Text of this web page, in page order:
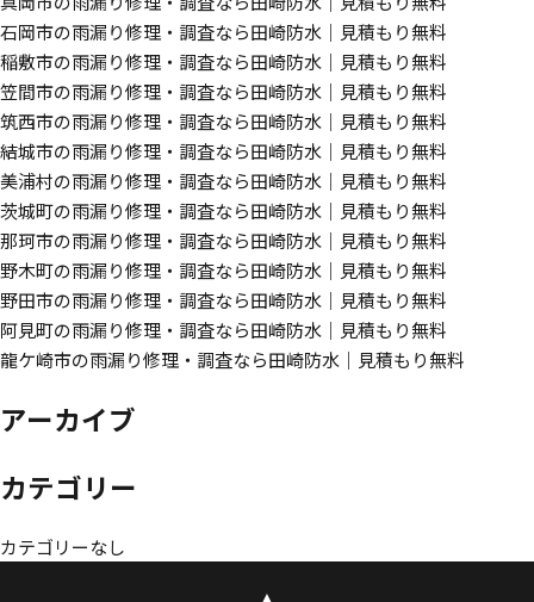
石岡市の雨漏り修理・調査なら田崎防水｜見積もり無料
稲敷市の雨漏り修理・調査なら田崎防水｜見積もり無料
笠間市の雨漏り修理・調査なら田崎防水｜見積もり無料
筑西市の雨漏り修理・調査なら田崎防水｜見積もり無料
結城市の雨漏り修理・調査なら田崎防水｜見積もり無料
美浦村の雨漏り修理・調査なら田崎防水｜見積もり無料
茨城町の雨漏り修理・調査なら田崎防水｜見積もり無料
那珂市の雨漏り修理・調査なら田崎防水｜見積もり無料
野木町の雨漏り修理・調査なら田崎防水｜見積もり無料
野田市の雨漏り修理・調査なら田崎防水｜見積もり無料
阿見町の雨漏り修理・調査なら田崎防水｜見積もり無料
龍ケ崎市の雨漏り修理・調査なら田崎防水｜見積もり無料
アーカイブ
カテゴリー
カテゴリーなし
▲